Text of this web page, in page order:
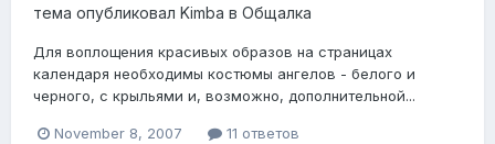
тема опубликовал Kimba в Общалка
Для воплощения красивых образов на страницах
календаря необходимы костюмы ангелов - белого и
черного, с крыльями и, возможно, дополнительной...
November 8, 2007 11 ответов